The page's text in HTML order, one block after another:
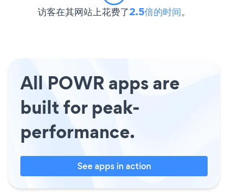
访客在其网站上花费了2.5倍的时间。
All POWR apps are
built for peak-
performance.
See apps in action